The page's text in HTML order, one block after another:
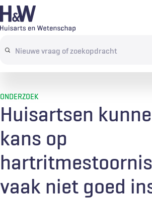
Overslaan
en
de Search
terms
AbonnerenTijdschrift
ONDERZOEK
Huisartsen
kans op
vaak niet goed